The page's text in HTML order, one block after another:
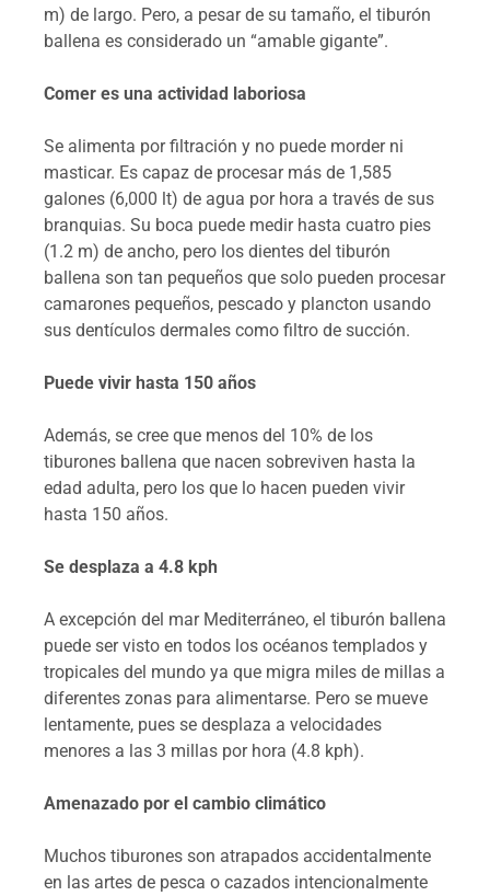
m) de largo. Pero, a pesar de su tamaño, el tiburón
ballena es considerado un “amable gigante”.
Comer es una actividad laboriosa
Se alimenta por filtración y no puede morder ni
masticar. Es capaz de procesar más de 1,585
galones (6,000 lt) de agua por hora a través de sus
branquias. Su boca puede medir hasta cuatro pies
(1.2 m) de ancho, pero los dientes del tiburón
ballena son tan pequeños que solo pueden procesar
camarones pequeños, pescado y plancton usando
sus dentículos dermales como filtro de succión.
Puede vivir hasta 150 años
Además, se cree que menos del 10% de los
tiburones ballena que nacen sobreviven hasta la
edad adulta, pero los que lo hacen pueden vivir
hasta 150 años.
Se desplaza a 4.8 kph
A excepción del mar Mediterráneo, el tiburón ballena
puede ser visto en todos los océanos templados y
tropicales del mundo ya que migra miles de millas a
diferentes zonas para alimentarse. Pero se mueve
lentamente, pues se desplaza a velocidades
menores a las 3 millas por hora (4.8 kph).
Amenazado por el cambio climático
Muchos tiburones son atrapados accidentalmente
en las artes de pesca o cazados intencionalmente